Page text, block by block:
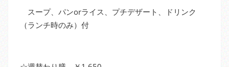
スープ、パンorライス、プチデザート、ドリンク
（ランチ時のみ）付